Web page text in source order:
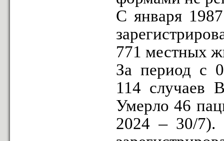
С января
771 местных
За период с
114 случаев
Умерло 46
2024 – 30/7).